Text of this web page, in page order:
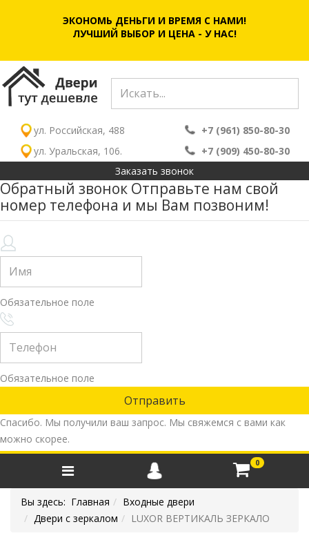
ЭКОНОМЬ ДЕНЬГИ И ВРЕМЯ С НАМИ!
ЛУЧШИЙ ВЫБОР И ЦЕНА - У НАС!
ул. Российская, 488
+7 (961) 850-80-30
ул. Уральская, 106.
+7 (909) 450-80-30
Заказать звонок
Обратный звонок Отправьте нам свой
номер телефона и мы Вам позвоним!
Обязательное поле
Обязательное поле
Спасибо. Мы получили ваш запрос. Мы свяжемся с вами как
можно скорее.
0
Вы здесь: Главная
Входные двери
Двери с зеркалом
LUXOR ВЕРТИКАЛЬ ЗЕРКАЛО